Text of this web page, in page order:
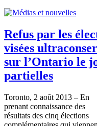
Refus par les
visées
sur l’Ontario le
partielles
Toronto, 2 août 2013 – En
prenant connaissance des
résultats des cinq élections